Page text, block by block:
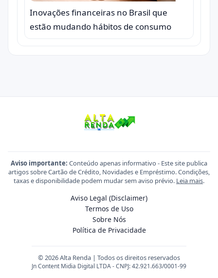
Inovações financeiras no Brasil que
estão mudando hábitos de consumo
Aviso importante: Conteúdo apenas informativo - Este site publica
artigos sobre Cartão de Crédito, Novidades e Empréstimo. Condições,
taxas e disponibilidade podem mudar sem aviso prévio. Leia mais.
Aviso Legal (Disclaimer)
Termos de Uso
Sobre Nós
Política de Privacidade
© 2026 Alta Renda | Todos os direitos reservados
Jn Content Midia Digital LTDA - CNPJ: 42.921.663/0001-99